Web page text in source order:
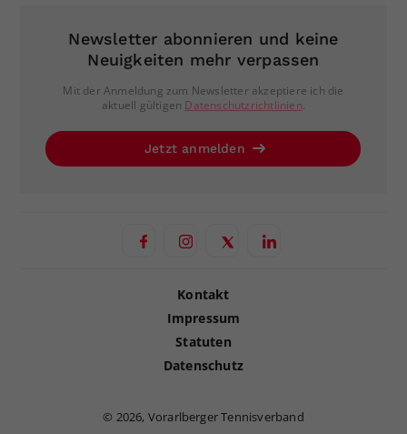
Newsletter abonnieren und keine
Neuigkeiten mehr verpassen
Mit der Anmeldung zum Newsletter akzeptiere ich die
aktuell gültigen Datenschutzrichtlinien.
Jetzt anmelden
Kontakt
Impressum
Statuten
Datenschutz
© 2026, Vorarlberger Tennisverband